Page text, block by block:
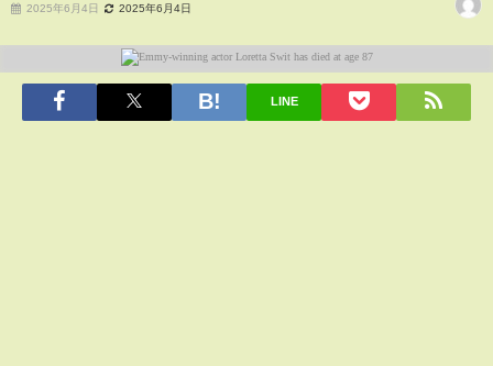
2025年6月4日 2025年6月4日
LINE